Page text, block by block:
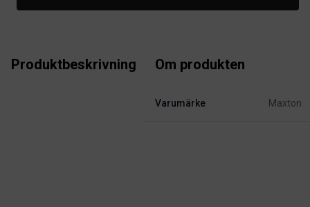
Produktbeskrivning Om produkten
Varumärke Maxton